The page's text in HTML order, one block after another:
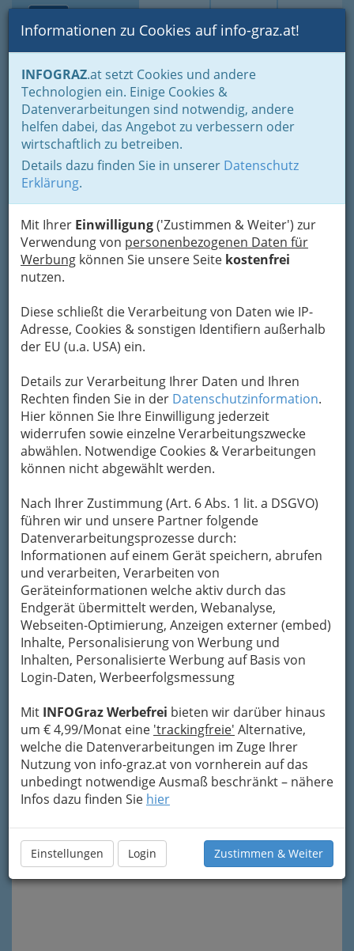
Suche Login Toggle
Informationen zu Cookies auf info-graz.at!
INFOGRAZ.at setzt Cookies und andere
Technologien ein. Einige Cookies &
Datenverarbeitungen sind notwendig, andere
helfen dabei, das Angebot zu verbessern oder
wirtschaftlich zu betreiben.
Details dazu finden Sie in unserer Datenschutz
Erklärung.
Mit Ihrer Einwilligung('Zustimmen & Weiter') zur
Verwendung von personenbezogenen Daten für
Werbung können Sie unsere Seite kostenfrei
nutzen.
Diese schließt die Verarbeitung von Daten wie IP-
Adresse, Cookies & sonstigen Identifiern außerhalb
der EU (u.a. USA) ein.
Details zur Verarbeitung Ihrer Daten und Ihren
Rechten finden Sie in der Datenschutzinformation.
Hier können Sie Ihre Einwilligung jederzeit
widerrufen sowie einzelne Verarbeitungszwecke
abwählen. Notwendige Cookies & Verarbeitungen
können nicht abgewählt werden.
Nach Ihrer Zustimmung (Art. 6 Abs. 1 lit. a DSGVO)
führen wir und unsere Partner folgende
Datenverarbeitungsprozesse durch:
Informationen auf einem Gerät speichern, abrufen
und verarbeiten, Verarbeiten von
Geräteinformationen welche aktiv durch das
Endgerät übermittelt werden, Webanalyse,
Webseiten-Optimierung, Anzeigen externer (embed)
Inhalte, Personalisierung von Werbung und
Inhalten, Personalisierte Werbung auf Basis von
Login-Daten, Werbeerfolgsmessung
Mit INFOGraz Werbefrei bieten wir darüber hinaus
um € 4,99/Monat eine 'trackingfreie' Alternative,
welche die Datenverarbeitungen im Zuge Ihrer
Nutzung von info-graz.at von vornherein auf das
unbedingt notwendige Ausmaß beschränkt – nähere
Infos dazu finden Sie hier
Einstellungen Login Zustimmen & Weiter
Home Startseite Apothekenbereitschaft
Rothlauer Apotheke
Waltendorfer Hauptstraße 121, 8042 Graz
+43 316 422 210
+43 316 422 210 - 4
Karte
Karte anzeigen
Kontaktaufnahme
Um die Info-Graz Firmen
Übermittlung Ihrer Nachricht ein sicheres
Formular. Ihre Nachricht wird nach dem
Absenden umgehend per Mail an das
Unternehmen Rothlauer Apotheke
weitergeleitet.
Mein Name
Meine Email Adresse
Mein Betreff
Meine Nachricht
Meine Nachricht senden